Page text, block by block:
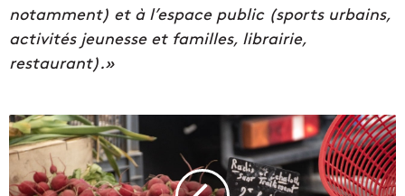
notamment) et à l’espace public (sports urbains,
activités jeunesse et familles, librairie,
restaurant).»
U
n
m
a